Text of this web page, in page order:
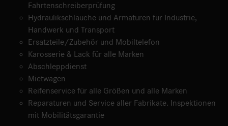
Fahrtenschreiberprüfung
Hydraulikschläuche und Armaturen für Industrie,
Handwerk und Transport
Ersatzteile/Zubehör und Mobiltelefon
Karosserie & Lack für alle Marken
Abschleppdienst
Mietwagen
Reifenservice für alle Größen und alle Marken
Reparaturen und Service aller Fabrikate. Inspektionen
mit Mobilitätsgarantie